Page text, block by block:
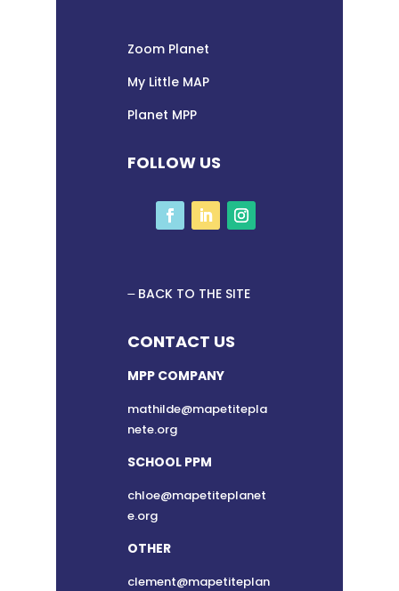
Zoom Planet
My Little MAP
Planet MPP
FOLLOW US
BACK TO THE SITE
CONTACT US
MPP COMPANY
mathilde@mapetitepla
nete.org
SCHOOL PPM
chloe@mapetiteplanet
e.org
OTHER
clement@mapetiteplan